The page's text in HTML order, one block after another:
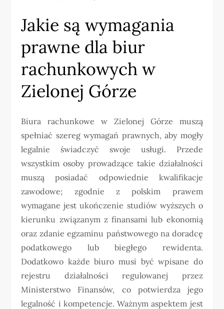
Jakie są wymagania
prawne dla biur
rachunkowych w
Zielonej Górze
Biura rachunkowe w Zielonej Górze muszą
spełniać szereg wymagań prawnych, aby mogły
legalnie świadczyć swoje usługi. Przede
wszystkim osoby prowadzące takie działalności
muszą posiadać odpowiednie kwalifikacje
zawodowe; zgodnie z polskim prawem
wymagane jest ukończenie studiów wyższych o
kierunku związanym z finansami lub ekonomią
oraz zdanie egzaminu państwowego na doradcę
podatkowego lub biegłego rewidenta.
Dodatkowo każde biuro musi być wpisane do
rejestru działalności regulowanej przez
Ministerstwo Finansów, co potwierdza jego
legalność i kompetencje. Ważnym aspektem jest